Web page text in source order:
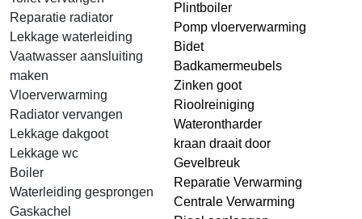
Reparatie radiator
Lekkage waterleiding
Vaatwasser aansluiting
maken
Vloerverwarming
Radiator vervangen
Lekkage dakgoot
Lekkage wc
Boiler
Waterleiding gesprongen
Gaskachel
Plintboiler
Pomp vloerverwarming
Bidet
Badkamermeubels
Zinken goot
Rioolreiniging
Waterontharder
kraan draait door
Gevelbreuk
Reparatie Verwarming
Centrale Verwarming